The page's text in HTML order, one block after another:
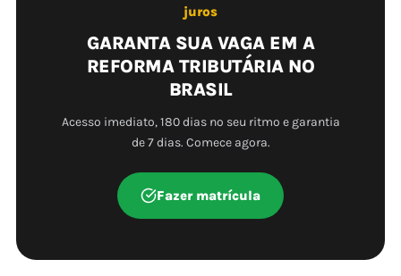
juros
GARANTA SUA VAGA EM A
REFORMA TRIBUTÁRIA NO
BRASIL
Acesso imediato, 180 dias no seu ritmo e garantia
de 7 dias. Comece agora.
Fazer matrícula